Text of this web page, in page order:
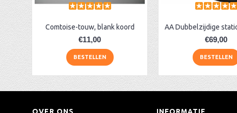
Comtoise-touw, blank koord
€11,00
BESTELLEN
€69,00
BESTELLEN